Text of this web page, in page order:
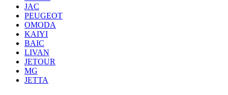
JAC
PEUGEOT
OMODA
KAIYI
BAIC
LIVAN
JETOUR
MG
JETTA